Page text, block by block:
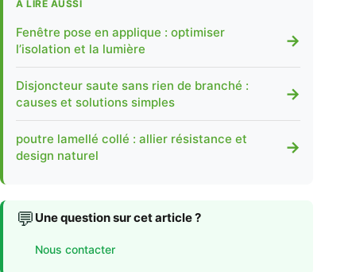
A LIRE AUSSI
Fenêtre pose en applique : optimiser
l’isolation et la lumière
→
Disjoncteur saute sans rien de branché :
causes et solutions simples
→
poutre lamellé collé : allier résistance et
design naturel
→
💬 Une question sur cet article ?
Nous contacter